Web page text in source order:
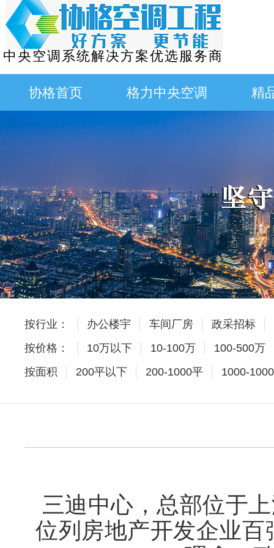
中央空调系统解决方案优选服务商
协格首页 格力中央空调 精
按行业： 办公楼宇 车间厂房
政采招标
按价格：
10万以下 10-100万
100-500万
按面积
200平以下 200-1000平 1000-
三迪中心，总部位于
位列房地产开发企业